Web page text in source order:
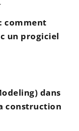
comment
un progiciel
dans
construction